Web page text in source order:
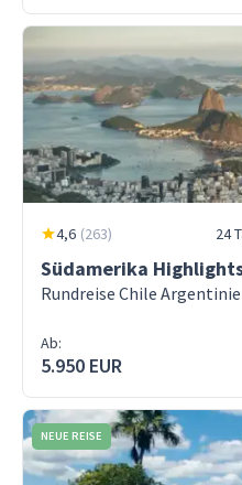
4,6 (263) 24
Südamerika
Rundreise Chile
Ab:
5.950 EUR
NEUE REISE